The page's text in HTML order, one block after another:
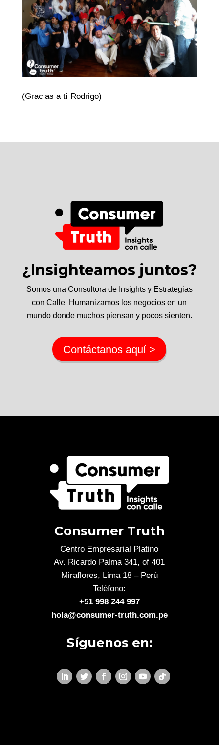
(Gracias a tí Rodrigo)
¿Insighteamos juntos?
Somos una Consultora de Insights y Estrategias
con Calle. Humanizamos los negocios en un
mundo donde muchos piensan y pocos sienten.
Contáctanos aquí >
Consumer Truth
Centro Empresarial Platino
Av. Ricardo Palma 341, of 401
Miraflores, Lima 18 – Perú
Teléfono:
+51 998 244 997
hola@consumer-truth.com.pe
Síguenos en: